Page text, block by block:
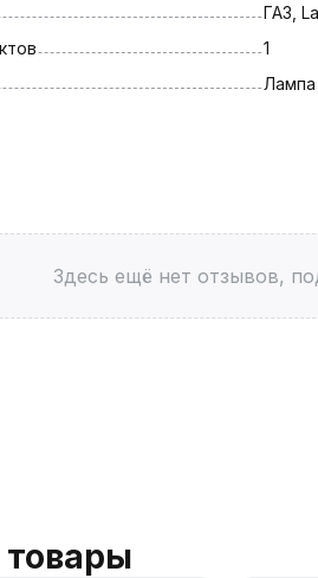
ГАЗ,
1
Лампа
Здесь ещё нет отзывов,